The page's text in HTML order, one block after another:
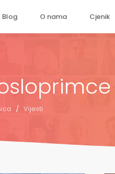
Blog O nama Cjenik
/ Vijesti